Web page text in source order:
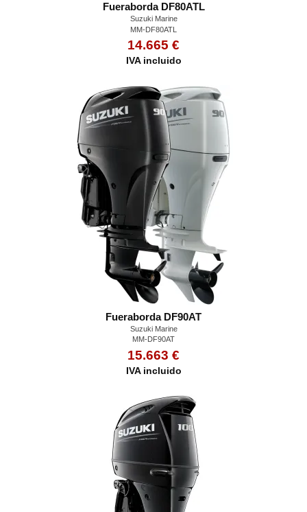
Fueraborda DF80ATL
Suzuki Marine
MM-DF80ATL
14.665 €
IVA incluido
Fueraborda DF90AT
Suzuki Marine
MM-DF90AT
15.663 €
IVA incluido